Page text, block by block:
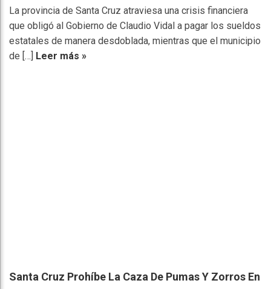
La provincia de Santa Cruz atraviesa una crisis financiera
que obligó al Gobierno de Claudio Vidal a pagar los sueldos
estatales de manera desdoblada, mientras que el municipio
de […] Leer más »
Santa Cruz Prohíbe La Caza De Pumas Y Zorros En